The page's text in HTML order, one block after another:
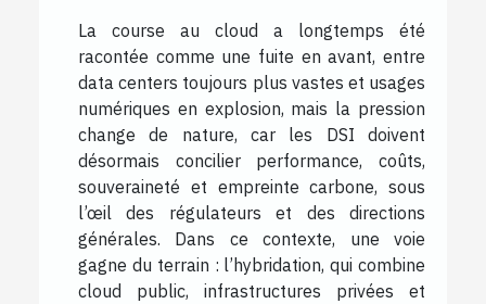
La course au cloud a longtemps été
racontée comme une fuite en avant, entre
data centers toujours plus vastes et usages
numériques en explosion, mais la pression
change de nature, car les DSI doivent
désormais concilier performance, coûts,
souveraineté et empreinte carbone, sous
l’œil des régulateurs et des directions
générales. Dans ce contexte, une voie
gagne du terrain : l’hybridation, qui combine
cloud public, infrastructures privées et